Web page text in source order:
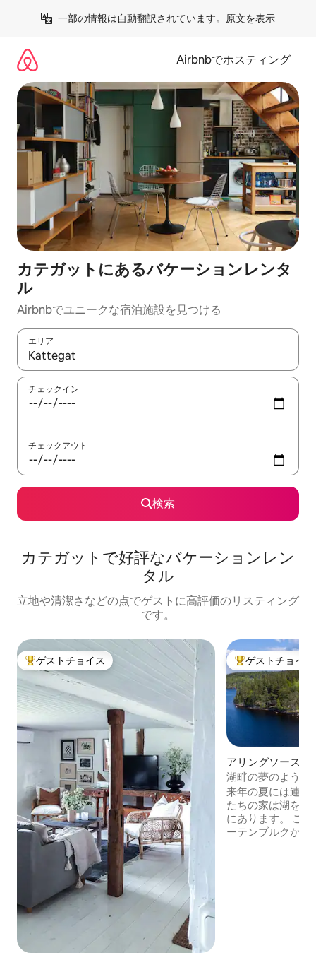
一部の情報は自動翻訳されています。 原文を表示
Airbnbでホスティング
カテガットにあるバケーションレンタ
ル
Airbnbでユニークな宿泊施設を見つける
エリア
検索結果が表示されたら、上下の矢印キーを使って移動するか
チェックイン
チェックアウト
検索
カテガットで好評なバケーションレン
タル
立地や清潔さなどの点でゲストに高評価のリスティング
です。
大好評のゲストチョイスです。
ゲストチョイス 大好評のゲスト
ゲストチョイス
アリングソースの
湖畔の夢のような
来年の夏には連絡
たちの家は湖を見
にあります。 この家（ 139 m 2 ）は、ゴ
ーテンブルクか